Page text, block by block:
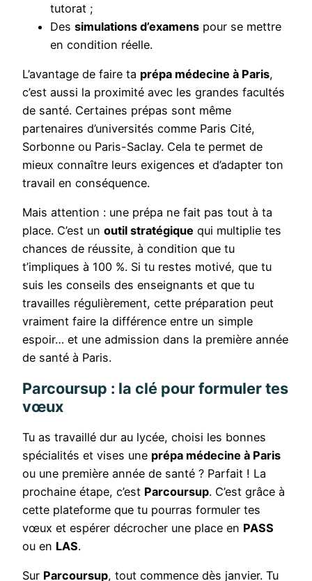
tutorat ;
Des simulations d’examens pour se mettre
en condition réelle.
L’avantage de faire ta prépa médecine à Paris,
c’est aussi la proximité avec les grandes facultés
de santé. Certaines prépas sont même
partenaires d’universités comme Paris Cité,
Sorbonne ou Paris-Saclay. Cela te permet de
mieux connaître leurs exigences et d’adapter ton
travail en conséquence.
Mais attention : une prépa ne fait pas tout à ta
place. C’est un outil stratégique qui multiplie tes
chances de réussite, à condition que tu
t’impliques à 100 %. Si tu restes motivé, que tu
suis les conseils des enseignants et que tu
travailles régulièrement, cette préparation peut
vraiment faire la différence entre un simple
espoir… et une admission dans la première année
de santé à Paris.
Parcoursup : la clé pour formuler tes
vœux
Tu as travaillé dur au lycée, choisi les bonnes
spécialités et vises une prépa médecine à Paris
ou une première année de santé ? Parfait ! La
prochaine étape, c’est Parcoursup. C’est grâce à
cette plateforme que tu pourras formuler tes
vœux et espérer décrocher une place en PASS
ou en LAS.
Sur Parcoursup, tout commence dès janvier. Tu